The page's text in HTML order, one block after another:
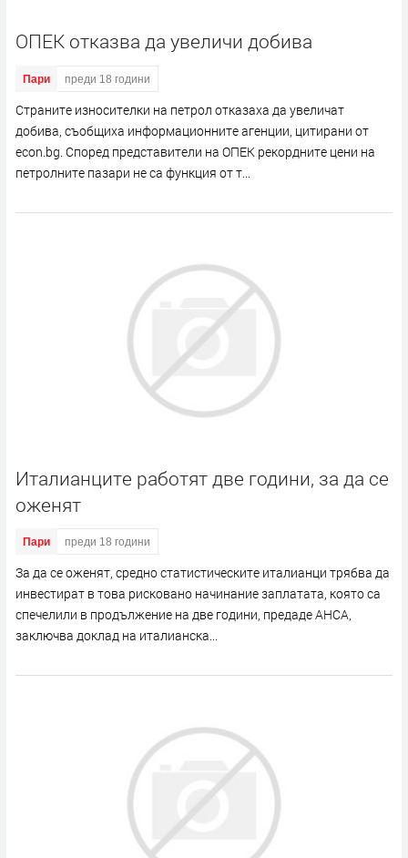
ОПЕК отказва да увеличи добива
Пари преди 18 години
Страните износителки на петрол отказаха да увеличат
добива, съобщиха информационните агенции, цитирани от
econ.bg. Според представители на ОПЕК рекордните цени на
петролните пазари не са функция от т...
Италианците работят две години, за да се
оженят
Пари преди 18 години
За да се оженят, средно статистическите италианци трябва да
инвестират в това рисковано начинание заплатата, която са
спечелили в продължение на две години, предаде АНСА,
заключва доклад на италианска...